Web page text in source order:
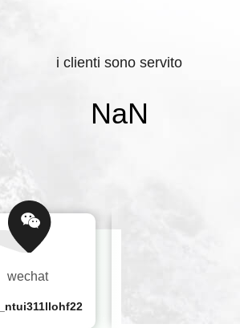
di ...
i clienti sono servito
NaN
wechat